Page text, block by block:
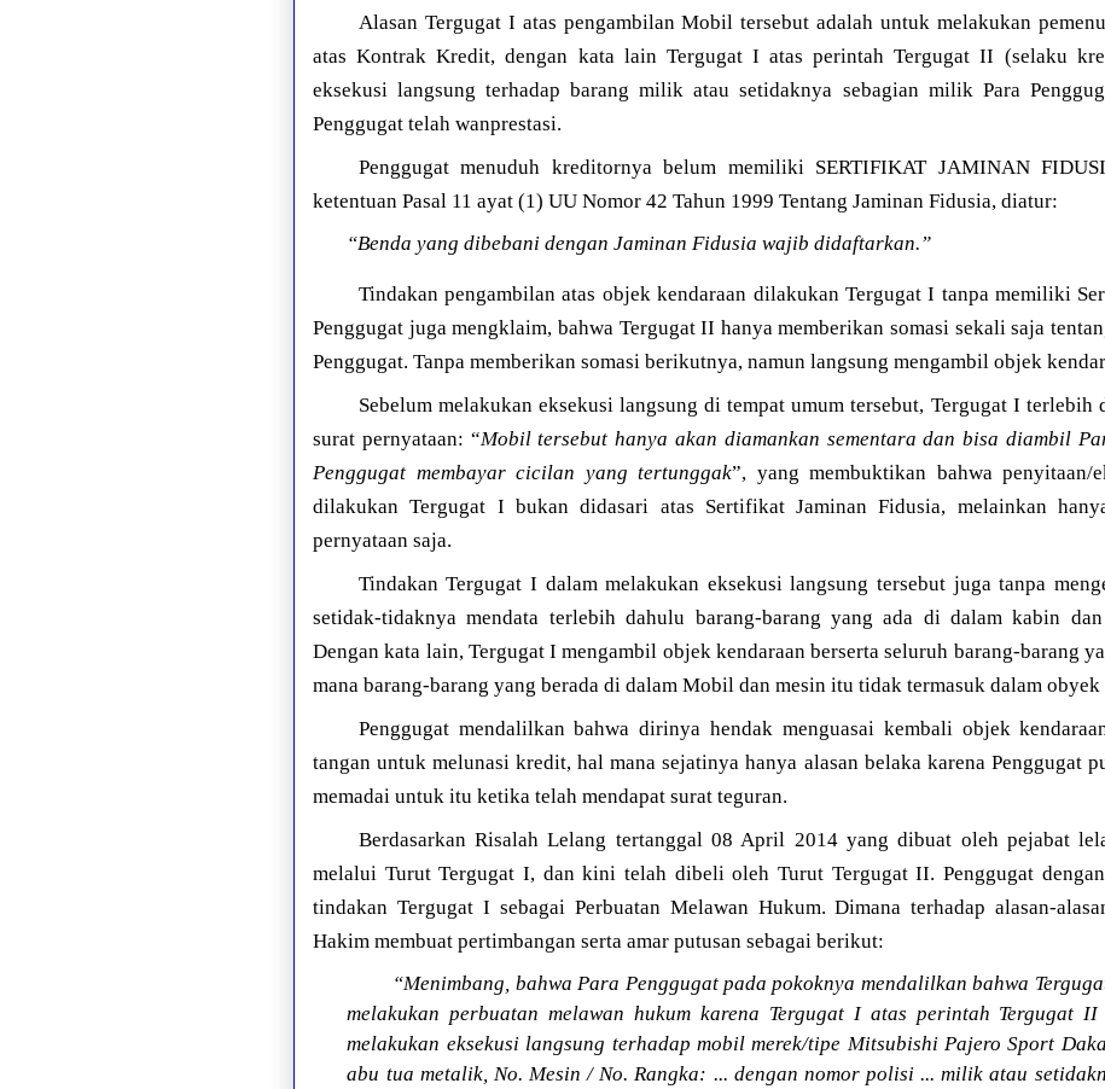
Alasan Tergugat I atas pengambilan Mobil tersebut adalah untuk melakukan
atas Kontrak Kredit, dengan kata lain Tergugat I atas perintah Tergugat II (selaku
eksekusi langsung terhadap barang milik atau setidaknya sebagian milik Para
Penggugat telah wanprestasi.
Penggugat menuduh kreditornya belum memiliki SERTIFIKAT JAMINAN
ketentuan Pasal 11 ayat (1) UU Nomor 42 Tahun 1999 Tentang Jaminan Fidusia, diatur:
“Benda yang dibebani dengan Jaminan Fidusia wajib didaftarkan.”
Tindakan pengambilan atas objek kendaraan dilakukan Tergugat I tanpa memiliki
Penggugat juga mengklaim, bahwa Tergugat II hanya memberikan somasi sekali saja
Penggugat. Tanpa memberikan somasi berikutnya, namun langsung mengambil objek
Sebelum melakukan eksekusi langsung di tempat umum tersebut, Tergugat I terlebih
surat pernyataan: “Mobil tersebut hanya akan diamankan sementara dan bisa diambil
Penggugat membayar cicilan yang tertunggak”, yang membuktikan bahwa penyitaan/
dilakukan Tergugat I bukan didasari atas Sertifikat Jaminan Fidusia, melainkan
pernyataan saja.
Tindakan Tergugat I dalam melakukan eksekusi langsung tersebut juga tanpa
setidak-tidaknya mendata terlebih dahulu barang-barang yang ada di dalam kabin
Dengan kata lain, Tergugat I mengambil objek kendaraan berserta seluruh barang-barang
mana barang-barang yang berada di dalam Mobil dan mesin itu tidak termasuk dalam obyek
Penggugat mendalilkan bahwa dirinya hendak menguasai kembali objek
tangan untuk melunasi kredit, hal mana sejatinya hanya alasan belaka karena Penggugat
memadai untuk itu ketika telah mendapat surat teguran.
Berdasarkan Risalah Lelang tertanggal 08 April 2014 yang dibuat oleh pejabat
melalui Turut Tergugat I, dan kini telah dibeli oleh Turut Tergugat II. Penggugat
tindakan Tergugat I sebagai Perbuatan Melawan Hukum. Dimana terhadap alasan-
Hakim membuat pertimbangan serta amar putusan sebagai berikut:
“Menimbang, bahwa Para Penggugat pada pokoknya mendalilkan bahwa
melakukan perbuatan melawan hukum karena Tergugat I atas perintah Tergugat
melakukan eksekusi langsung terhadap mobil merek/tipe Mitsubishi Pajero Sport
abu tua metalik, No. Mesin / No. Rangka: ... dengan nomor polisi ... milik atau